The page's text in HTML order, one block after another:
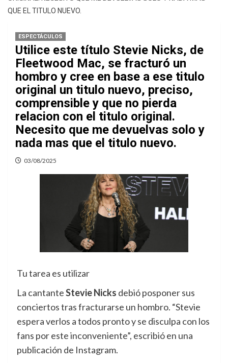
QUE EL TITULO NUEVO.
ESPECTÁCULOS
Utilice este título Stevie Nicks, de
Fleetwood Mac, se fracturó un
hombro y cree en base a ese titulo
original un titulo nuevo, preciso,
comprensible y que no pierda
relacion con el titulo original.
Necesito que me devuelvas solo y
nada mas que el titulo nuevo.
03/08/2025
Tu tarea es utilizar
La cantanteStevie Nicks debió posponer sus
conciertos tras fracturarse un hombro. “Stevie
espera verlos a todos pronto y se disculpa con los
fans por este inconveniente”, escribió en una
publicación de Instagram.